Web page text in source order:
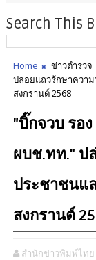
Search This
Home ข่าวตำรวจ
ปล่อยแถวรักษาควา
สงกรานต์ 2568
"บิ๊กจวบ รอ
ผบช.ทท." ป
ประชาชนแ
สงกรานต์
สำนักข่าวพิมพ์ไทย